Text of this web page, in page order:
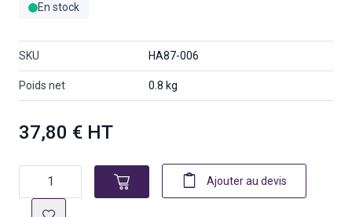
En stock
SKU HA87-006
Poids net 0.8 kg
37,80 € HT
Ajouter au devis